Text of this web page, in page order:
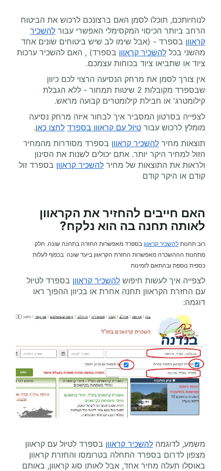
לנוחיותכם, תוכלו לסמן האם ברצונכם לרכוש את הביטוח
הרחב ביותר הכיסוי המקסימלי האפשרי עבור להשכיר
קראוון בספרד - (אבל שימו לב שיש ביטוחים שונים אחד
מהשני בכל להשכיר קראוון בספרד) , האם להשכיר ערכות
ציוד או שתביאו ציוד בכוחות עצמכם.
אין צורך לסמן את מרחק הנסיעה הרצוי לכם כיוון
שבספרד מקובלות 2 שיטות תמחור - ללא הגבלת
קילומטרג' או חבילת קילומטרים קבועה מראש.
לצפייה בסרטון המסביר איך לבחור איזה מרחק נסיעה
מומלץ לרכוש עבור טיול עם קראוון בספרד לחצו כאן.
תוצאות מחיר להשכיר קראוון בספרד מסודרות מהמחיר
הזול למחיר היקר יותר. אתם יכולים לשנות את הסינון
ולראות את התוצאות של מחיר להשכיר קראוון בספרד זול
קודם או היקר קודם
האם חייבים להחזיר את הקראוון
לאותה תחנה בה הוא נלקח?
רוב תחנותלהשכיר קראוון בספרד מאפשרות החזרה בתחנה שונה. חלק
מתחנות הההשכרה מאפשרות החזרת הקראוון ביעד שונה בכפוף לעלות
כספית נוספת ובהתאם לזמינות
לצפייה איך לעשות חיפוש להשכיר קראוון בספרד לטיול
עם החזרת הקראוון תחנה אחרת או בכיוון ההפוך ראו
דוגמה:
משמע, לדוגמה להשכיר קראוון בספרד לטיול עם קראוון
מצפון לדרום בספרד התחלה בטרומסו והחזרת קראוון
באוסלו תעלה מחיר אחד, אבל לאותו סוג קראוון, באותם